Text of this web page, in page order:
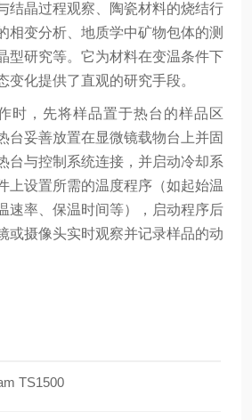
结晶过程观察、陶瓷材料的烧结行
相变分析、地质学中矿物包体的测
型研究等。它为材料在变温条件下
变化提供了直观的研究手段。
时，先将样品置于热台的样品区
台妥善放置在显微镜载物台上并固
台与控制系统连接，并启动冷却系
上设置所需的温度程序（如起始温
速率、保温时间等），启动程序后
或摄像头实时观察并记录样品的动
TS1500